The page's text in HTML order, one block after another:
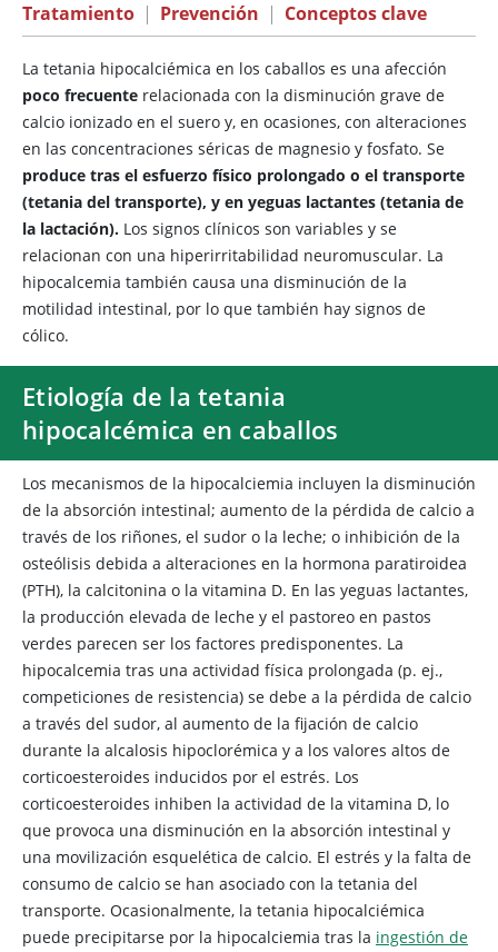
Tratamiento | Prevención | Conceptos clave
La tetania hipocalciémica en los caballos es una afección
poco frecuente relacionada con la disminución grave de
calcio ionizado en el suero y, en ocasiones, con alteraciones
en las concentraciones séricas de magnesio y fosfato. Se
produce tras el esfuerzo físico prolongado o el transporte
(tetania del transporte), y en yeguas lactantes (tetania de
la lactación). Los signos clínicos son variables y se
relacionan con una hiperirritabilidad neuromuscular. La
hipocalcemia también causa una disminución de la
motilidad intestinal, por lo que también hay signos de
cólico.
Etiología de la tetania
hipocalcémica en caballos
Los mecanismos de la hipocalciemia incluyen la disminución
de la absorción intestinal; aumento de la pérdida de calcio a
través de los riñones, el sudor o la leche; o inhibición de la
osteólisis debida a alteraciones en la hormona paratiroidea
(PTH), la calcitonina o la vitamina D. En las yeguas lactantes,
la producción elevada de leche y el pastoreo en pastos
verdes parecen ser los factores predisponentes. La
hipocalcemia tras una actividad física prolongada (p. ej.,
competiciones de resistencia) se debe a la pérdida de calcio
a través del sudor, al aumento de la fijación de calcio
durante la alcalosis hipoclorémica y a los valores altos de
corticoesteroides inducidos por el estrés. Los
corticoesteroides inhiben la actividad de la vitamina D, lo
que provoca una disminución en la absorción intestinal y
una movilización esquelética de calcio. El estrés y la falta de
consumo de calcio se han asociado con la tetania del
transporte. Ocasionalmente, la tetania hipocalciémica
puede precipitarse por la hipocalciemia tras la ingestión de